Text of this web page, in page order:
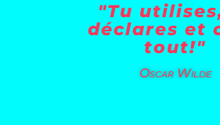
"Tu
déclares et
tout!"
Oscar Wilde